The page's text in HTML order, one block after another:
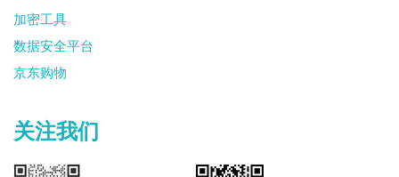
加密工具
数据安全平台
京东购物
关注我们